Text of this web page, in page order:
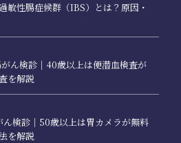
敏性腸症候群（IBS）とは？原因・
がん検診｜40歳以上は便潜血検査が
を解説
ん検診｜50歳以上は胃カメラが無料
を解説